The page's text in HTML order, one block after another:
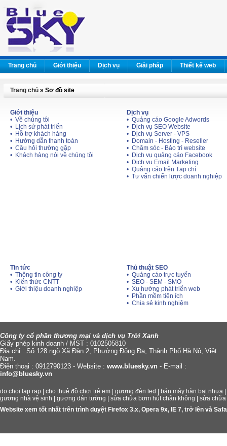
Trang chủ Giới thiệu Dịch vụ Giải pháp Thiết kế web
Trang chủ » Sơ đồ site
Giới thiệu
• Về chúng tôi
• Lịch sử phát triển
• Hỗ trợ khách hàng
• Hướng dẫn thanh toán
• Câu hỏi thường gặp
• Khách hàng nói về chúng tôi
Dịch vụ
• Quảng cáo Google Adwords
• Dịch vụ SEO Website
• Dịch vụ Server - VPS
• Domain - Hosting - Reseller
• Chăm sóc - Bảo trì website
• Dịch vụ quảng cáo Facebook
• Dịch vụ Email Marketing
• Quảng cáo trên Tạp chí
• Tư vấn chiến lược doanh nghiệp
Tin tức
• Thông tin công ty
• Kiến thức CNTT
• Giới thiệu doanh nghiệp
Thủ thuật SEO
• Quảng cáo trực tuyến
• SEO - SEM - SMO
• Xu hướng phát triển web
• Phần mềm tiện ích
• Chia sẻ kinh nghiệm
Công ty cổ phần thương mại và dịch vụ Trời Xanh
Giấy phép kinh doanh / MST : 0102505810
Địa chỉ : Số 128 ngõ Xã Đàn 2, Phường Đống Đa, Thành Phố Hà Nộ, Việt
Nam.
Điện thoại : 0912790123 - Website : www.bluesky.vn - E-mail :
info@bluesky.vn
do choi lap rap cho thuê đồ chơi trẻ em gương đèn led bán máy hàn bạt nhựa
gương nhà vệ sinh
gương dán tường sửa chữa bơm hút chân không
sửa chữa
Website xem tốt nhất trên trình duyệt Firefox 3.x, Opera 9x, IE 7, trở lên và